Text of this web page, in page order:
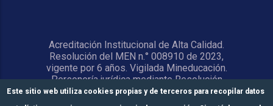
Acreditación Institucional de Alta Calidad.
Resolución del MEN n.° 008910 de 2023,
vigente por 6 años. Vigilada Mineducación.
Personería jurídica mediante Resolución
1876 del 5 de junio de 1967. Reconocida
como Universidad por el Ministerio de
Este sitio web utiliza cookies propias y de terceros para recopilar datos